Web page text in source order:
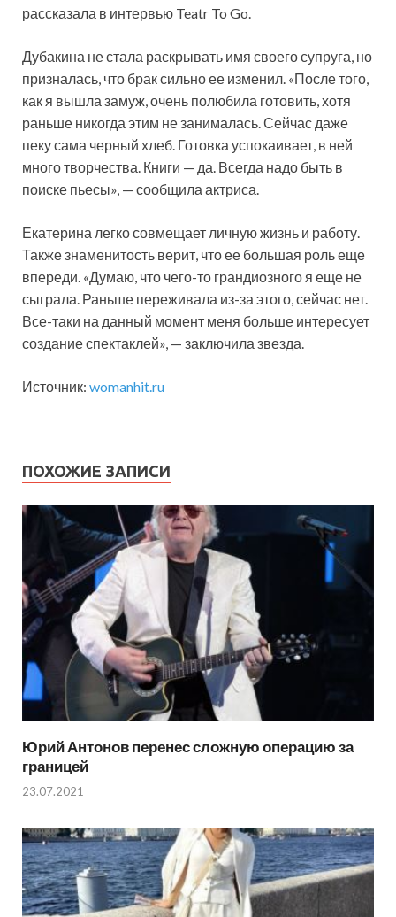
рассказала в интервью Teatr To Go.
Дубакина не стала раскрывать имя своего супруга, но
призналась, что брак сильно ее изменил. «После того,
как я вышла замуж, очень полюбила готовить, хотя
раньше никогда этим не занималась. Сейчас даже
пеку сама черный хлеб. Готовка успокаивает, в ней
много творчества. Книги — да. Всегда надо быть в
поиске пьесы», — сообщила актриса.
Екатерина легко совмещает личную жизнь и работу.
Также знаменитость верит, что ее большая роль еще
впереди. «Думаю, что чего-то грандиозного я еще не
сыграла. Раньше переживала из-за этого, сейчас нет.
Все-таки на данный момент меня больше интересует
создание спектаклей», — заключила звезда.
Источник: womanhit.ru
ПОХОЖИЕ ЗАПИСИ
Юрий Антонов перенес сложную операцию за
границей
23.07.2021